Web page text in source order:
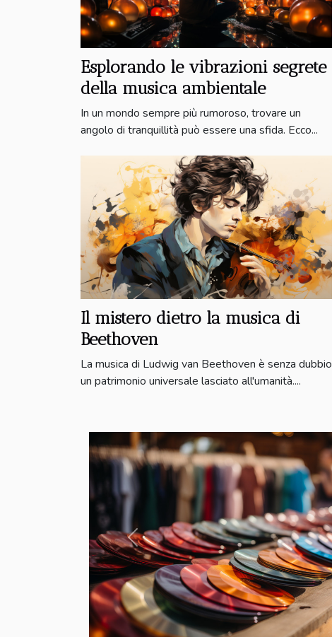
Esplorando le vibrazioni segrete
della musica ambientale
In un mondo sempre più rumoroso, trovare un
angolo di tranquillità può essere una sfida. Ecco...
Il mistero dietro la musica di
Beethoven
La musica di Ludwig van Beethoven è senza dubbio
un patrimonio universale lasciato all'umanità....
Previous